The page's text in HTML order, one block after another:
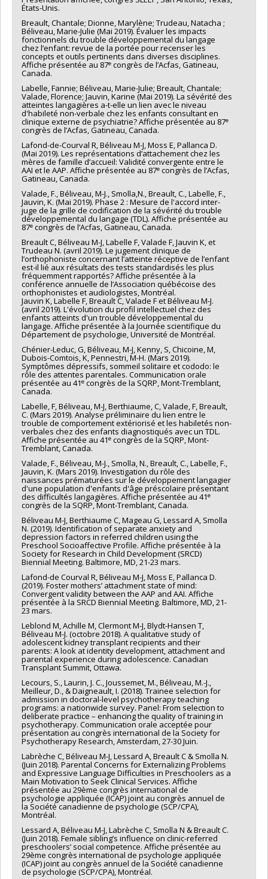
États-Unis.
Breault, Chantale; Dionne, Marylène; Trudeau, Natacha ;
Béliveau, Marie-Julie (Mai 2019). Évaluer les impacts
fonctionnels du trouble développemental du langage
chez l’enfant: revue de la portée pour recenser les
concepts et outils pertinents dans diverses disciplines.
Affiche présentée au 87e congrès de l’Acfas, Gatineau,
Canada.
Labelle, Fannie; Béliveau, Marie-Julie; Breault, Chantale;
Valade, Florence; Jauvin, Karine (Mai 2019). La sévérité des
atteintes langagières a-t-elle un lien avec le niveau
d'habileté non-verbale chez les enfants consultant en
clinique externe de psychiatrie? Affiche présentée au 87e
congrès de l’Acfas, Gatineau, Canada.
Lafond-de-Courval R, Béliveau M-J, Moss E, Pallanca D.
(Mai 2019). Les représentations d’attachement chez les
mères de famille d’accueil: Validité convergente entre le
AAI et le AAP. Affiche présentée au 87e congrès de l’Acfas,
Gatineau, Canada.
Valade, F., Béliveau, M-J., Smolla,N., Breault, C., Labelle, F.,
Jauvin, K. (Mai 2019). Phase 2 : Mesure de l'accord inter-
juge de la grille de codification de la sévérité du trouble
développemental du langage (TDL). Affiche présentée au
87e congrès de l’Acfas, Gatineau, Canada.
Breault C, Béliveau M-J, Labelle F, Valade F, Jauvin K, et
Trudeau N. (avril 2019). Le jugement clinique de
l’orthophoniste concernant l’atteinte réceptive de l’enfant
est-il lié aux résultats des tests standardisés les plus
fréquemment rapportés? Affiche présentée à la
conférence annuelle de l’Association québécoise des
orthophonistes et audiologistes, Montréal.
Jauvin K, Labelle F, Breault C, Valade F et Béliveau M-J.
(avril 2019). L'évolution du profil intellectuel chez des
enfants atteints d'un trouble développemental du
langage. Affiche présentée à la Journée scientifique du
Département de psychologie, Université de Montréal.
Chénier-Leduc, G, Béliveau, M-J, Kenny, S, Chicoine, M,
Dubois-Comtois, K, Pennestri, M-H. (Mars 2019).
Symptômes dépressifs, sommeil solitaire et cododo: le
rôle des attentes parentales. Communication orale
présentée au 41e congrès de la SQRP, Mont-Tremblant,
Canada.
Labelle, F, Béliveau, M-J, Berthiaume, C, Valade, F, Breault,
C. (Mars 2019). Analyse préliminaire du lien entre le
trouble de comportement extériorisé et les habiletés non-
verbales chez des enfants diagnostiqués avec un TDL.
Affiche présentée au 41e congrès de la SQRP, Mont-
Tremblant, Canada.
Valade, F., Béliveau, M-J., Smolla, N., Breault, C., Labelle, F.,
Jauvin, K. (Mars 2019). Investigation du rôle des
naissances prématurées sur le développement langagier
d'une population d'enfants d'âge préscolaire présentant
des difficultés langagières. Affiche présentée au 41e
congrès de la SQRP, Mont-Tremblant, Canada.
Béliveau M-J, Berthiaume C, Mageau G, Lessard A, Smolla
N. (2019). Identification of separate anxiety and
depression factors in referred children using the
Preschool Socioaffective Profile. Affiche présentée à la
Society for Research in Child Development (SRCD)
Biennial Meeting. Baltimore, MD, 21-23 mars.
Lafond-de Courval R, Béliveau M-J, Moss E, Pallanca D.
(2019). Foster mothers’ attachment state of mind:
Convergent validity between the AAP and AAI. Affiche
présentée à la SRCD Biennial Meeting. Baltimore, MD, 21-
23 mars.
Leblond M, Achille M, Clermont M-J, Blydt-Hansen T,
Béliveau M-J. (octobre 2018). A qualitative study of
adolescent kidney transplant recipients and their
parents: A look at identity development, attachment and
parental experience during adolescence. Canadian
Transplant Summit, Ottawa.
Lecours, S., Laurin, J. C., Joussemet, M., Béliveau, M.-J.,
Meilleur, D., & Daigneault, I. (2018). Trainee selection for
admission in doctoral-level psychotherapy teaching
programs: a nationwide survey. Panel: From selection to
deliberate practice – enhancing the quality of training in
psychotherapy. Communication orale acceptée pour
présentation au congrès international de la Society for
Psychotherapy Research, Amsterdam, 27-30 Juin.
Labrèche C, Béliveau M-J, Lessard A, Breault C & Smolla N.
(Juin 2018). Parental Concerns for Externalizing Problems
and Expressive Language Difficulties in Preschoolers as a
Main Motivation to Seek Clinical Services. Affiche
présentée au 29ème congrès international de
psychologie appliquée (ICAP) joint au congrès annuel de
la Société canadienne de psychologie (SCP/CPA),
Montréal.
Lessard A, Béliveau M-J, Labrèche C, Smolla N & Breault C.
(Juin 2018). Female sibling’s influence on clinic-referred
preschoolers’ social competence. Affiche présentée au
29ème congrès international de psychologie appliquée
(ICAP) joint au congrès annuel de la Société canadienne
de psychologie (SCP/CPA), Montréal.